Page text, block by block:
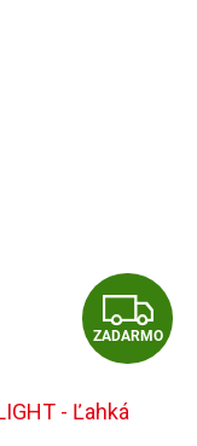
Z
A
ZADARMO
- Ľahká